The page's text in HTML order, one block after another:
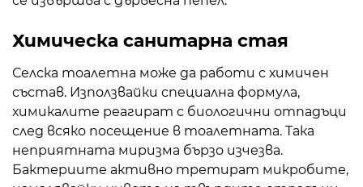
Химическа санитарна стая
Селска тоалетна може да работи с химичен
състав. Използвайки специална формула,
химикалите реагират с биологични отпадъци
след всяко посещение в тоалетната. Така
неприятната миризма бързо изчезва.
Бактериите активно третират микробите,